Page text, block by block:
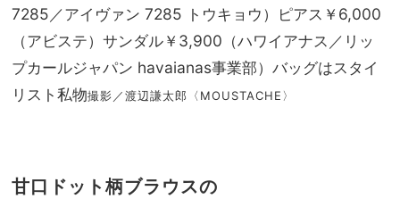
7285／アイヴァン 7285 トウキョウ）ピアス￥6,000
（アビステ）サンダル￥3,900（ハワイアナス／リッ
プカールジャパン havaianas事業部）バッグはスタイ
リスト私物撮影／渡辺謙太郎〈MOUSTACHE〉
甘口ドット柄ブラウスの